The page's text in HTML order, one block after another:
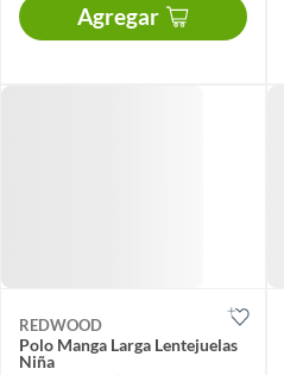
Agregar
REDWOOD
Polo Manga Larga Lentejuelas
Niña